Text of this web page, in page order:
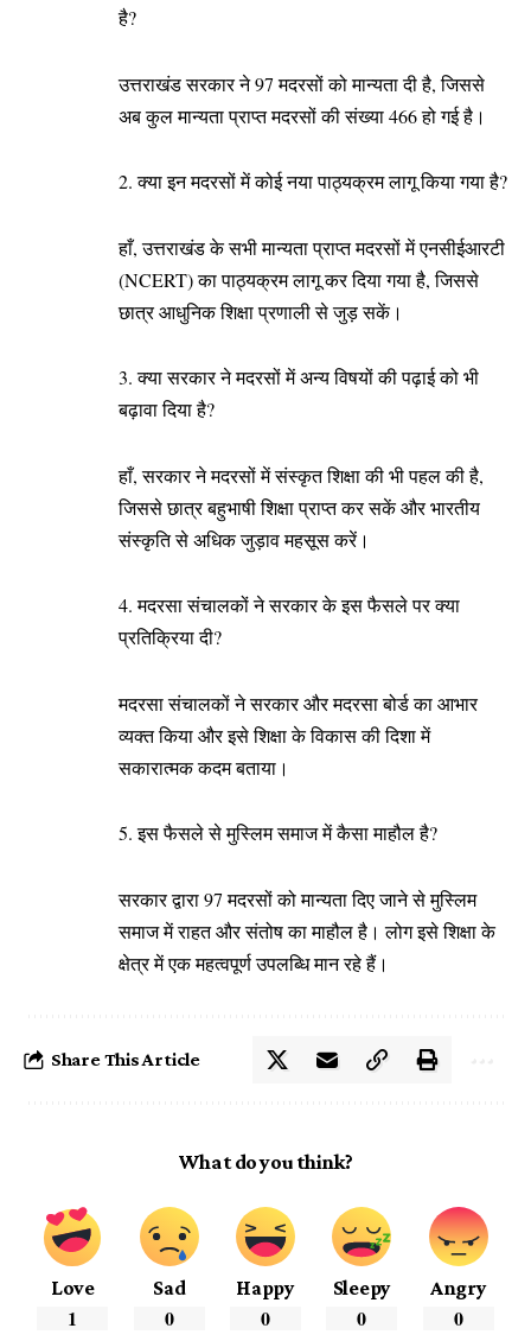
है?
उत्तराखंड सरकार ने 97 मदरसों को मान्यता दी है, जिससे
अब कुल मान्यता प्राप्त मदरसों की संख्या 466 हो गई है।
2. क्या इन मदरसों में कोई नया पाठ्यक्रम लागू किया गया है?
हाँ, उत्तराखंड के सभी मान्यता प्राप्त मदरसों में एनसीईआरटी
(NCERT) का पाठ्यक्रम लागू कर दिया गया है, जिससे
छात्र आधुनिक शिक्षा प्रणाली से जुड़ सकें।
3. क्या सरकार ने मदरसों में अन्य विषयों की पढ़ाई को भी
बढ़ावा दिया है?
हाँ, सरकार ने मदरसों में संस्कृत शिक्षा की भी पहल की है,
जिससे छात्र बहुभाषी शिक्षा प्राप्त कर सकें और भारतीय
संस्कृति से अधिक जुड़ाव महसूस करें।
4. मदरसा संचालकों ने सरकार के इस फैसले पर क्या
प्रतिक्रिया दी?
मदरसा संचालकों ने सरकार और मदरसा बोर्ड का आभार
व्यक्त किया और इसे शिक्षा के विकास की दिशा में
सकारात्मक कदम बताया।
5. इस फैसले से मुस्लिम समाज में कैसा माहौल है?
सरकार द्वारा 97 मदरसों को मान्यता दिए जाने से मुस्लिम
समाज में राहत और संतोष का माहौल है। लोग इसे शिक्षा के
क्षेत्र में एक महत्वपूर्ण उपलब्धि मान रहे हैं।
Share This Article
What do you think?
Love
1
Sad
0
Happy
0
Sleepy
0
Angry
0